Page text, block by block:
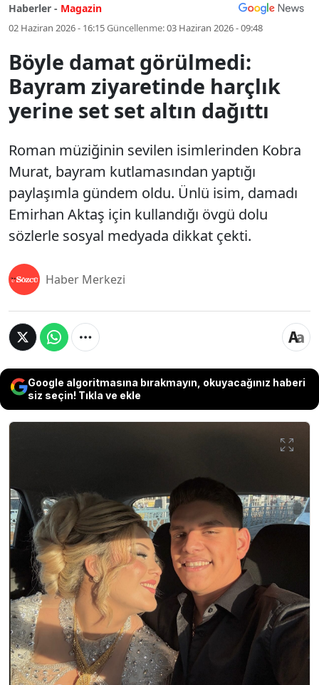
Haberler - Magazin
02 Haziran 2026 - 16:15Güncellenme:03 Haziran 2026 - 09:48
Böyle damat görülmedi:
Bayram ziyaretinde harçlık
yerine set set altın dağıttı
Roman müziğinin sevilen isimlerinden Kobra
Murat, bayram kutlamasından yaptığı
paylaşımla gündem oldu. Ünlü isim, damadı
Emirhan Aktaş için kullandığı övgü dolu
sözlerle sosyal medyada dikkat çekti.
Haber Merkezi
Google algoritmasına bırakmayın, okuyacağınız haberi
siz seçin! Tıkla ve ekle